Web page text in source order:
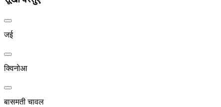
जई
क्विनोआ
बासमती चावल